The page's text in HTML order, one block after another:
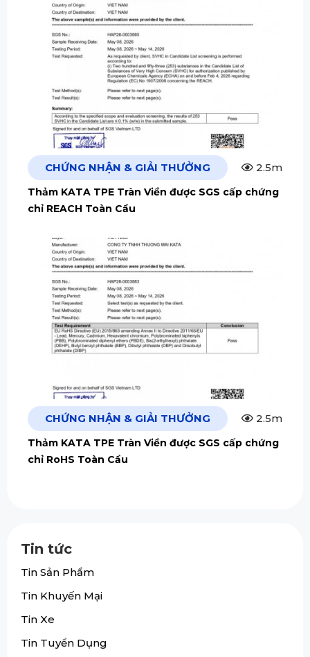
CHỨNG NHẬN & GIẢI THƯỞNG 2.5m
Thảm KATA TPE Tràn Viền được SGS cấp chứng
chỉ REACH Toàn Cầu
CHỨNG NHẬN & GIẢI THƯỞNG 2.5m
Thảm KATA TPE Tràn Viền được SGS cấp chứng
chỉ RoHS Toàn Cầu
Tin tức
Tin Sản Phẩm
Tin Khuyến Mại
Tin Xe
Tin Tuyển Dụng